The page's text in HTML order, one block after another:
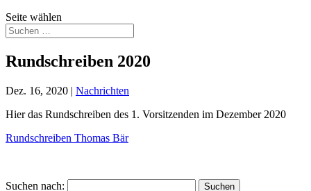
Seite wählen
Rundschreiben 2020
Dez. 16, 2020 | Nachrichten
Hier das Rundschreiben des 1. Vorsitzenden im Dezember 2020
Rundschreiben Thomas Bär
Suchen nach: